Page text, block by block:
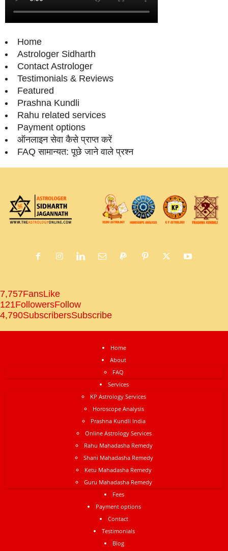
Home
Astrologer Sidharth
Contact Astrologer
Testimonials & Reviews
Featured
Prashna Kundli
Rahu related services
Payment options
ऑनलाइन सेवा कैसे प्राप्‍त करें
FAQ सामान्‍यत: पूछे जाने वाले प्रश्‍न
7,757FansLike
121FollowersFollow
4,790SubscribersSubscribe
Home
About
FAQ
Services
KP Astrology Services
Horoscope Analysis
Prashna Kundli India
Online Astrology Services
Rahu Mahadasha Remedy
Shani Mahadasha Remedy
Ketu Mahadasha Remedy
Guru Mahadasha Remedy
Fees
Payment options
Contact
Testimonials
Blog